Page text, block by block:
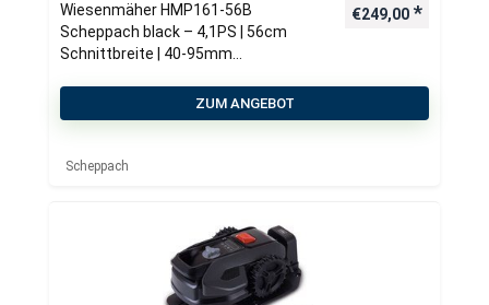
Wiesenmäher HMP161-56B
Scheppach black – 4,1PS | 56cm
Schnittbreite | 40-95mm
€249,00
ZUM ANGEBOT
Scheppach